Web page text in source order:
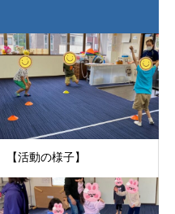
【活動の様子】